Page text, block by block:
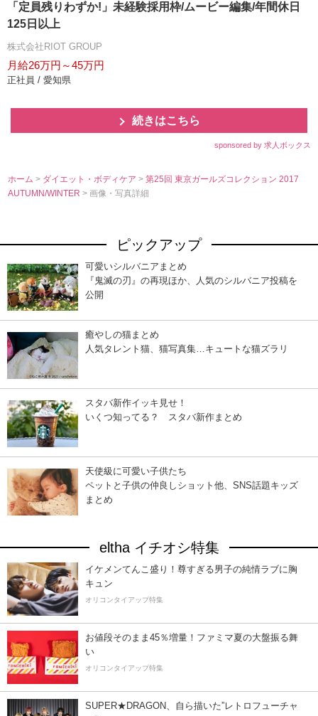
「定員残りわずか!」未経験採用枠/ムービー編集/年間休日
125日以上
株式会社RIOT GROUP
月給26万円～45万円
正社員 / 愛知県
続きはこちら
sponsored by 求人ボックス
ホーム > ダイエット・ボディケア>第25回 東京ガールズコレクション 2017
AUTUMN/WINTER> 画像・写真詳細
ピックアップ
可愛いシルバニアまとめ
『鬼滅の刃』の再現ほか、人気のシルバニア投稿を
公開
癒やしの猫まとめ
人気タレント猫、猫写真集…キュートな猫ズラリ
スタバ新作イッキ見せ！
いくつ知ってる？ スタバ新作まとめ
天使級に可愛い子供たち
ペットと子供の仲良しショット他、SNS話題キッズ
まとめ
eltha イチオシ特集
イケメンてんこ盛り！尊すぎる男子の純情ラブに胸
キュン
オリコンタイアップ特集
お値段そのまま45％増量！ファミマ夏の大盤振る舞
い
オリコンタイアップ特集
SUPER★DRAGON、自ら描いた”レトロフューチャ